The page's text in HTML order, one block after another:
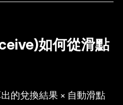
如何從滑點
的兌換結果 × 自動滑點